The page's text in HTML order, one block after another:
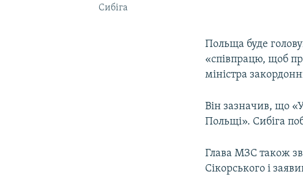
Сибіга
Польща буде
«співпрацю, щоб
міністра
Він зазначив, що
Польщі». Сибіга
Глава МЗС також
Сікорського і